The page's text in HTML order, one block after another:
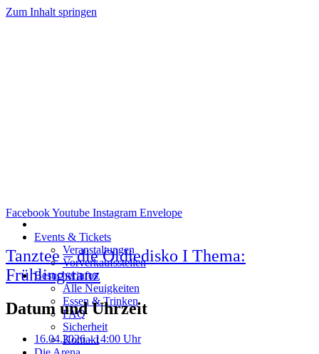
Zum Inhalt springen
Events & Tickets
Veranstaltungen
Vorverkaufsstellen
Besucherinfos
Alle Neuigkeiten
Essen & Trinken
FAQ
Sicherheit
Kontakt
FacebookYoutube Instagram Envelope
Tanztee – die Oldiedisko I Thema:
Frühlingstanz
Datum und Uhrzeit
16.04.2026- 14:00 Uhr